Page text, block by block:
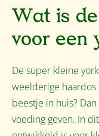
Wat is
voor een
De super kleine
weelderige
beestje in huis?
voeding geven. In